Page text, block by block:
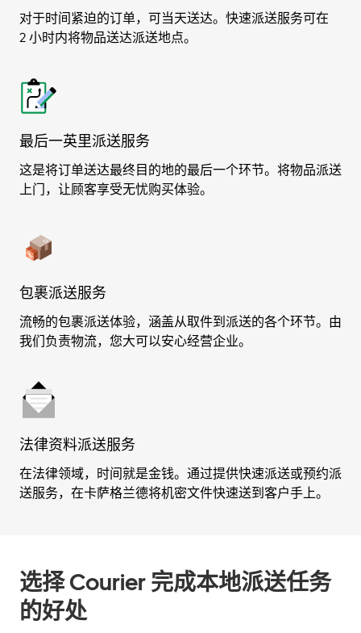
对于时间紧迫的订单，可当天送达。快速派送服务可在
2 小时内将物品送达派送地点。
最后一英里派送服务
这是将订单送达最终目的地的最后一个环节。将物品派送
上门，让顾客享受无忧购买体验。
包裹派送服务
流畅的包裹派送体验，涵盖从取件到派送的各个环节。由
我们负责物流，您大可以安心经营企业。
法律资料派送服务
在法律领域，时间就是金钱。通过提供快速派送或预约派
送服务，在卡萨格兰德将机密文件快速送到客户手上。
选择 Courier 完成本地派送任务
的好处